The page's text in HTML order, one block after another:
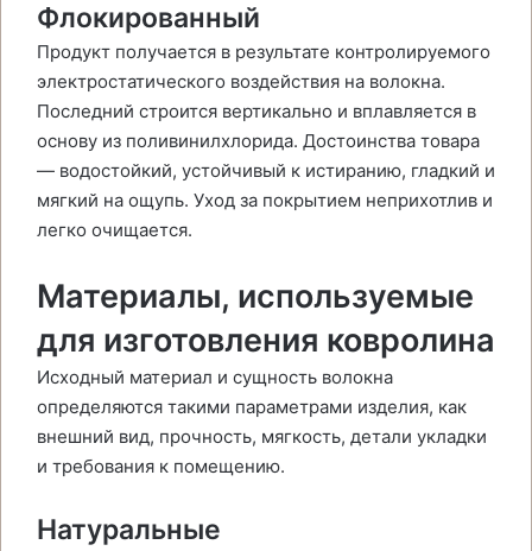
Флокированный
Продукт получается в результате контролируемого
электростатического воздействия на волокна.
Последний строится вертикально и вплавляется в
основу из поливинилхлорида. Достоинства товара
— водостойкий, устойчивый к истиранию, гладкий и
мягкий на ощупь. Уход за покрытием неприхотлив и
легко очищается.
Материалы, используемые
для изготовления ковролина
Исходный материал и сущность волокна
определяются такими параметрами изделия, как
внешний вид, прочность, мягкость, детали укладки
и требования к помещению.
Натуральные